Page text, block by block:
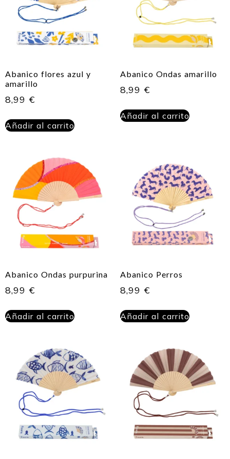
Abanico flores azul y
amarillo
8,99 €
Añadir al carrito
Abanico Ondas amarillo
8,99 €
Añadir al carrito
Abanico Ondas purpurina
8,99 €
Añadir al carrito
Abanico Perros
8,99 €
Añadir al carrito